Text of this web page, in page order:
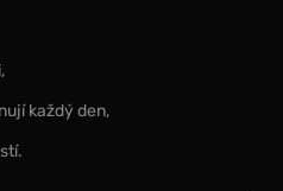
každý den,